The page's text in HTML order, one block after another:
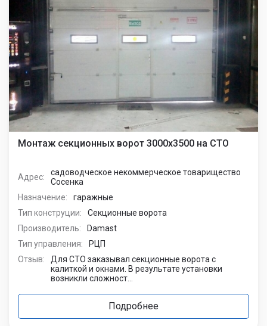
Монтаж секционных ворот 3000х3500 на СТО
Адрес:
садоводческое некоммерческое товарищество
Сосенка
Назначение:
гаражные
Тип конструции:
Секционные ворота
Производитель:
Damast
Тип управления:
РЦП
Отзыв:
Для СТО заказывал секционные ворота с
калиткой и окнами. В результате установки
возникли сложност...
Подробнее